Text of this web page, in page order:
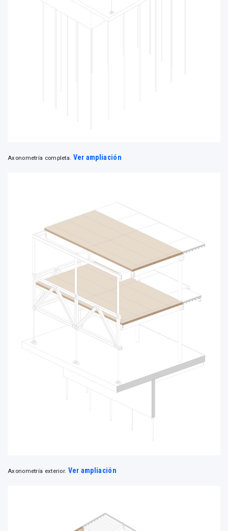
Axonometría completa. Ver ampliación
Axonometría exterior. Ver ampliación